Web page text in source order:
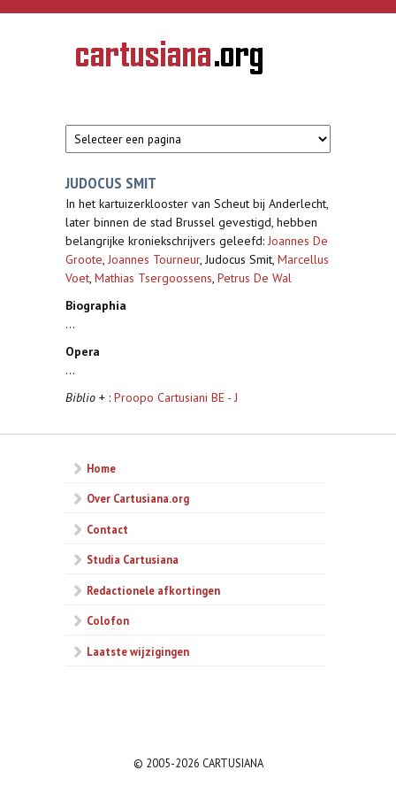
Overslaan en naar de inhoud gaan
CARTUSIANA
Geschiedenis
van de
JUDOCUS SMIT
In het kartuizerklooster van Scheut bij Anderlecht,
later binnen de stad Brussel gevestigd, hebben
belangrijke kroniekschrijvers geleefd: Joannes De
Groote, Joannes Tourneur, Judocus Smit, Marcellus
Voet, Mathias Tsergoossens, Petrus De Wal
Biographia
...
Opera
...
Biblio + : Proopo Cartusiani BE - J
Home
Over Cartusiana.org
Contact
Studia Cartusiana
Redactionele afkortingen
Colofon
Laatste wijzigingen
© 2005-2026 CARTUSIANA